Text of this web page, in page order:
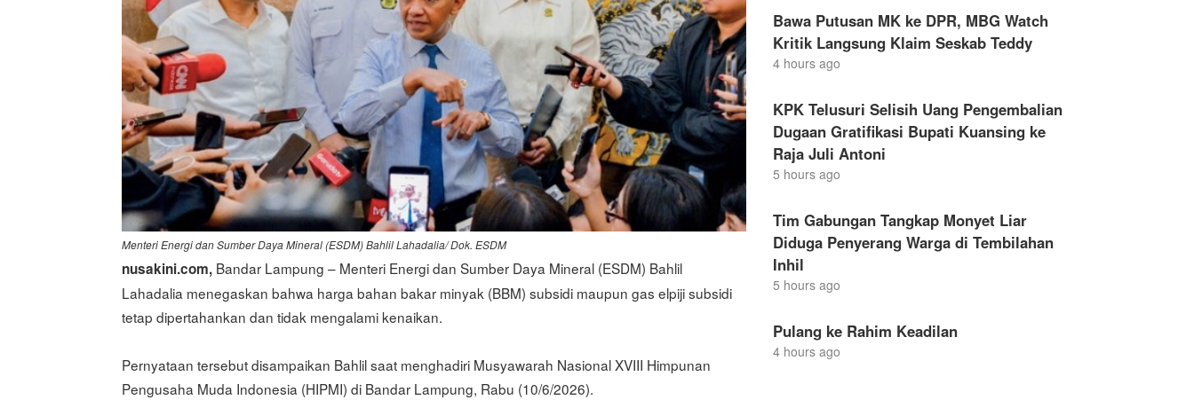
Menteri Energi dan Sumber Daya Mineral (ESDM) Bahlil Lahadalia/ Dok. ESDM
nusakini.com, Bandar Lampung – Menteri Energi dan Sumber Daya Mineral (ESDM) Bahlil
Lahadalia menegaskan bahwa harga bahan bakar minyak (BBM) subsidi maupun gas elpiji subsidi
tetap dipertahankan dan tidak mengalami kenaikan.
Pernyataan tersebut disampaikan Bahlil saat menghadiri Musyawarah Nasional XVIII Himpunan
Pengusaha Muda Indonesia (HIPMI) di Bandar Lampung, Rabu (10/6/2026).
Bawa Putusan MK ke DPR, MBG Watch
Kritik Langsung Klaim Seskab Teddy
4 hours ago
KPK Telusuri Selisih Uang Pengembalian
Dugaan Gratifikasi Bupati Kuansing ke
Raja Juli Antoni
5 hours ago
Tim Gabungan Tangkap Monyet Liar
Diduga Penyerang Warga di Tembilahan
Inhil
5 hours ago
Pulang ke Rahim Keadilan
4 hours ago